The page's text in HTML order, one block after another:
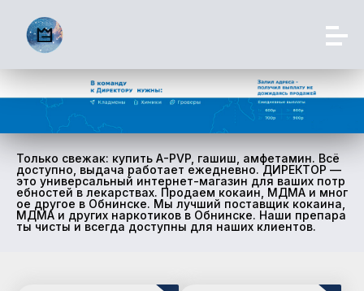
Только свежак: купить A-PVP, гашиш, амфетамин. Всё
доступно, выдача работает ежедневно. ДИРЕКТОР —
это универсальный интернет-магазин для ваших потр
ебностей в лекарствах. Продаем кокаин, МДМА и мног
ое другое в Обнинске. Мы лучший поставщик кокаина,
МДМА и других наркотиков в Обнинске. Наши препара
ты чисты и всегда доступны для наших клиентов.